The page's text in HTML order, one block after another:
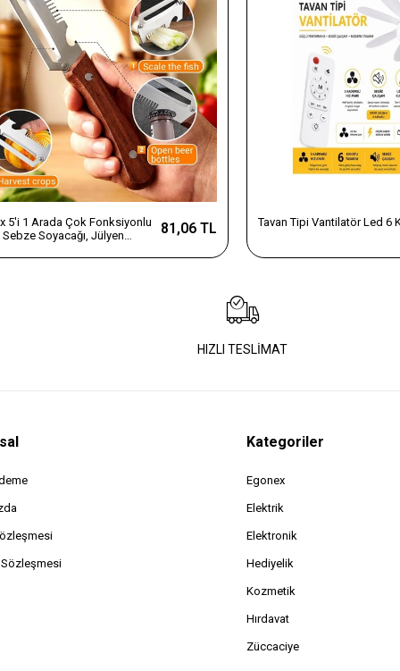
5'i 1 Arada Çok Fonksiyonlu
Soyacağı, Jülyen
Çelik
81,06 TL Tavan Tipi Vantilatör Led 6
HIZLI TESLİMAT
Sözleşmesi
Kategoriler
Egonex
Elektrik
Elektronik
Hediyelik
Kozmetik
Hırdavat
Züccaciye